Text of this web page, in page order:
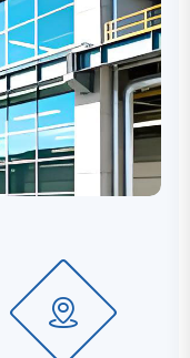
海优越的地理位置
至亚太地区的快速
瑟奴始终坚持